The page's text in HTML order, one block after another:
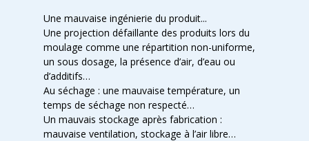
Une mauvaise ingénierie du produit...
Une projection défaillante des produits lors du
moulage comme une répartition non-uniforme,
un sous dosage, la présence d’air, d’eau ou
d’additifs…
Au séchage : une mauvaise température, un
temps de séchage non respecté…
Un mauvais stockage après fabrication :
mauvaise ventilation, stockage à l’air libre…